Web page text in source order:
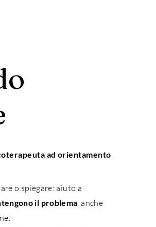
ad orientamento
o spiegare: aiuto a
il problema, anche